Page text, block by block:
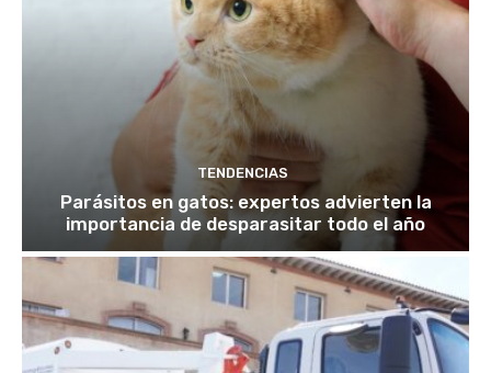
TENDENCIAS
Parásitos en gatos: expertos advierten la
importancia de desparasitar todo el año